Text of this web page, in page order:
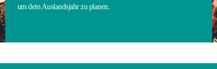
um dein Auslandsjahr zu planen.